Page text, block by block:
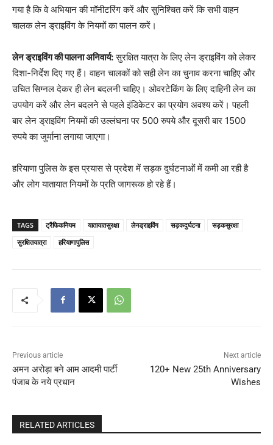
गया है कि वे अभियान की मॉनीटरिंग करें और सुनिश्चित करें कि सभी वाहन
चालक लेन ड्राइविंग के नियमों का पालन करें।
लेन ड्राइविंग की पालना अनिवार्य:सुरक्षित यात्रा के लिए लेन ड्राइविंग को लेकर
दिशा-निर्देश दिए गए हैं। वाहन चालकों को सही लेन का चुनाव करना चाहिए और
उचित सिग्नल देकर ही लेन बदलनी चाहिए। ओवरटेकिंग के लिए दाहिनी लेन का
उपयोग करें और लेन बदलने से पहले इंडिकेटर का प्रयोग अवश्य करें। पहली
बार लेन ड्राइविंग नियमों की उल्लंघना पर 500 रुपये और दूसरी बार 1500
रुपये का जुर्माना लगाया जाएगा।
हरियाणा पुलिस के इस प्रयास से प्रदेश में सड़क दुर्घटनाओं में कमी आ रही है
और लोग यातायात नियमों के प्रति जागरूक हो रहे हैं।
TAGS ट्रैफिकनियम यातायातसुरक्षा लेनड्राइविंग सड़कदुर्घटना
सड़कसुरक्षा
सुरक्षितयात्रा
हरियाणापुलिस
Previous article
अमन अरोड़ा बने आम आदमी पार्टी
पंजाब के नये प्रधान
Next article
120+ New 25th Anniversary
Wishes
RELATED ARTICLES